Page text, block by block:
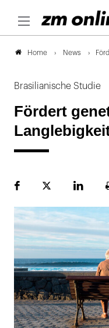
Home News
Brasilianische Studie
Fördert
FacebookPlattformLinekdIn